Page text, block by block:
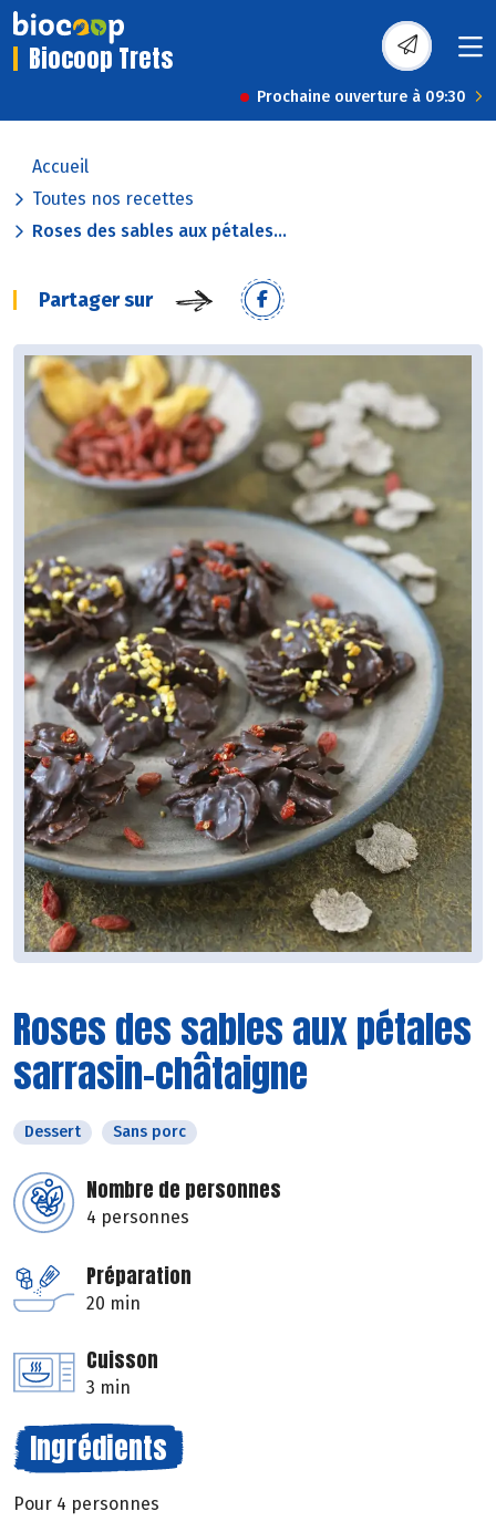
Biocoop Trets
Prochaine ouverture à 09:30
Accueil
Toutes nos recettes
Roses des sables aux pétales...
Partager sur
Roses des sables aux pétales
sarrasin-châtaigne
Dessert Sans porc
Nombre de personnes
4 personnes
Préparation
20 min
Cuisson
3 min
Ingrédients
Pour 4 personnes